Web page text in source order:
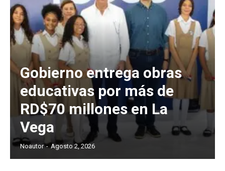
Gobierno entrega obras
educativas por más de
RD$70 millones en La
Vega
Noautor - Agosto 2, 2026